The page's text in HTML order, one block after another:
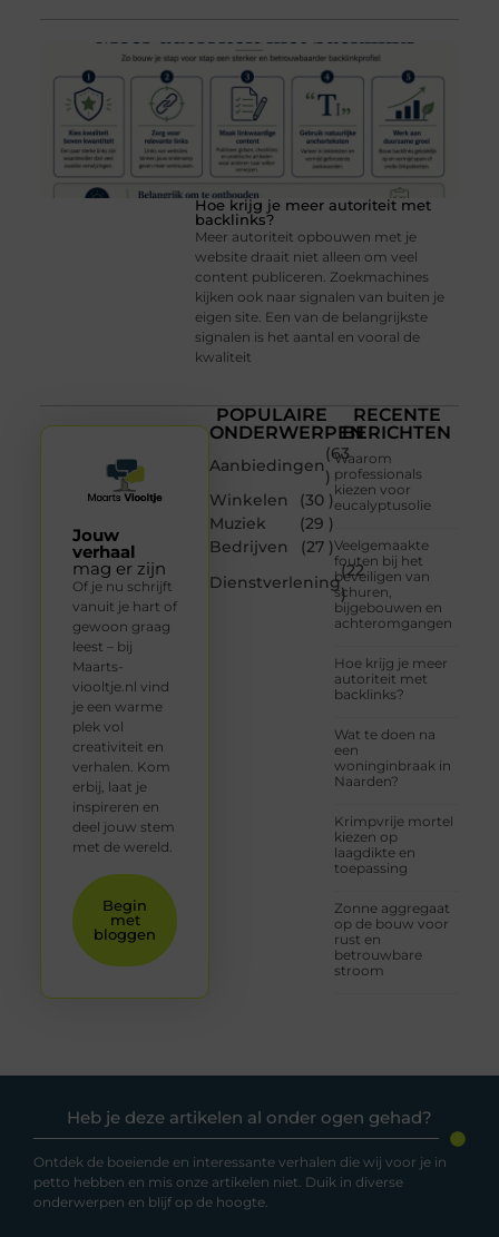
Hoe krijg je meer autoriteit met
backlinks?
Meer autoriteit opbouwen met je
website draait niet alleen om veel
content publiceren. Zoekmachines
kijken ook naar signalen van buiten je
eigen site. Een van de belangrijkste
signalen is het aantal en vooral de
kwaliteit
POPULAIRE
ONDERWERPEN
Aanbiedingen
(63
)
Winkelen
(30 )
Muziek
(29 )
Bedrijven
(27 )
Dienstverlening
(22
)
RECENTE
BERICHTEN
Waarom
professionals
kiezen voor
eucalyptusolie
Veelgemaakte
fouten bij het
beveiligen van
schuren,
bijgebouwen en
achteromgangen
Hoe krijg je meer
autoriteit met
backlinks?
Wat te doen na
een
woninginbraak in
Naarden?
Krimpvrije mortel
kiezen op
laagdikte en
toepassing
Zonne aggregaat
op de bouw voor
rust en
betrouwbare
stroom
Jouw
verhaal
mag er zijn
Of je nu schrijft
vanuit je hart of
gewoon graag
leest – bij
Maarts-
viooltje.nl vind
je een warme
plek vol
creativiteit en
verhalen. Kom
erbij, laat je
inspireren en
deel jouw stem
met de wereld.
Begin
met
bloggen
Heb je deze artikelen al onder ogen gehad?
Ontdek de boeiende en interessante verhalen die wij voor je in
petto hebben en mis onze artikelen niet. Duik in diverse
onderwerpen en blijf op de hoogte.